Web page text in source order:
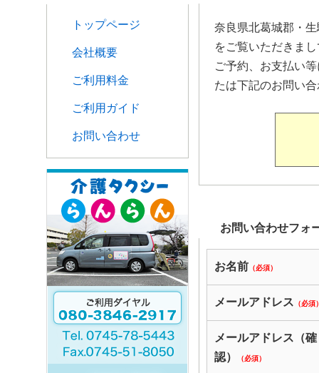
奈良県北葛城郡・
をご覧いただきま
ご予約、お支払い
たは下記のお問い
お問い合わせフォ
お名前 （必須）
メールアドレス （必須
メールアドレス（確
認）
（必須）
トップページ
会社概要
ご利用料金
ご利用ガイド
お問い合わせ